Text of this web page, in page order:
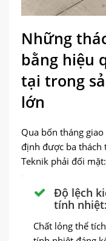
Những
bằng hiệu
tại trong
lớn
Qua bốn tháng
định được ba thách
Teknik phải đối mặt:
Độ lệch
tính nhiệt:
Chất lỏng thể